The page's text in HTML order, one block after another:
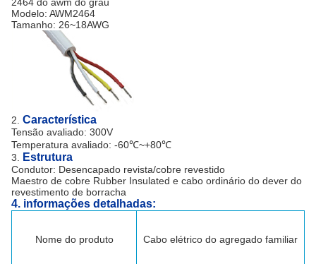
Modelo: AWM2464
Tamanho: 26~18AWG
2. Característica
Tensão avaliado: 300V
Temperatura avaliado: -60℃~+80℃
3.
Estrutura
Condutor: Desencapado revista/cobre revestido
Maestro de cobre Rubber Insulated e cabo ordinário do dever do
revestimento de borracha
4. informações detalhadas:
Nome do produto Cabo elétrico do agregado familiar